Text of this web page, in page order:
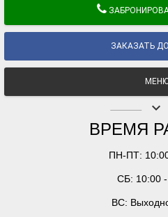
ЗАКАЗАТЬ
keyboard_arrow_down
ВРЕМЯ
ПН-ПТ:
СБ: 10:00
ВС: